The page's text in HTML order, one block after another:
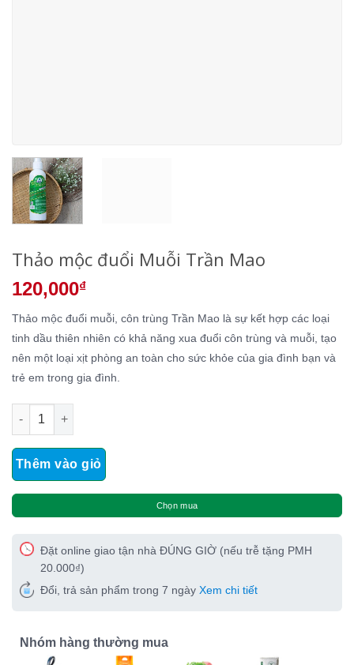
Thảo mộc đuổi Muỗi Trần Mao
120,000₫
Thảo mộc đuổi muỗi, côn trùng Trần Mao là sự kết hợp các loại
tinh dầu thiên nhiên có khả năng xua đuổi côn trùng và muỗi, tạo
nên một loại xịt phòng an toàn cho sức khỏe của gia đình bạn và
trẻ em trong gia đình.
Thảo mộc đuổi Muỗi Trần Mao số lượng
Thêm vào giỏ
Chọn mua
Đặt online giao tận nhà ĐÚNG GIỜ (nếu trễ tặng PMH
20.000₫)
Đổi, trả sản phẩm trong 7 ngày Xem chi tiết
Nhóm hàng thường mua